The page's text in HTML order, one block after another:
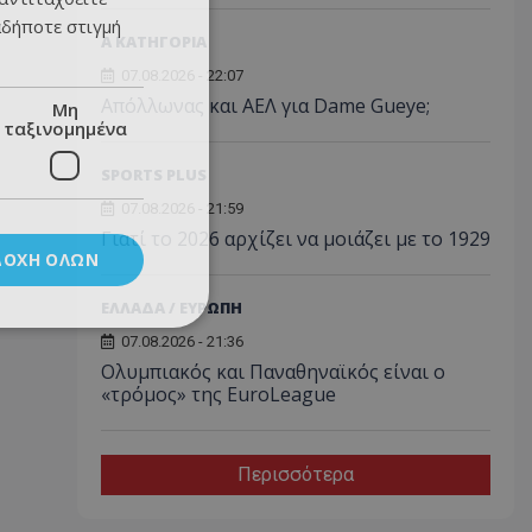
Α ΚΑΤΗΓΟΡΙΑ
07.08.2026 - 22:07
Απόλλωνας και ΑΕΛ για Dame Gueye;
07.08.2026 - 21:59
Γιατί το 2026 αρχίζει να μοιάζει με το 1929
ΕΛΛΑΔΑ / ΕΥΡΩΠΗ
07.08.2026 - 21:36
Ολυμπιακός και Παναθηναϊκός είναι ο
«τρόμος» της EuroLeague
Περισσότερα
στιγμή
Μη
ταξινομημένα
ΌΛΩΝ